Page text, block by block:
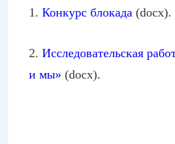
1. Конкурс блокада (docx).
2. Исследовательская
и мы» (docx).